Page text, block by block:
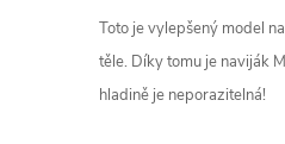
Toto je vylepšený model
těle. Díky tomu je naviják
hladině je neporazitelná!